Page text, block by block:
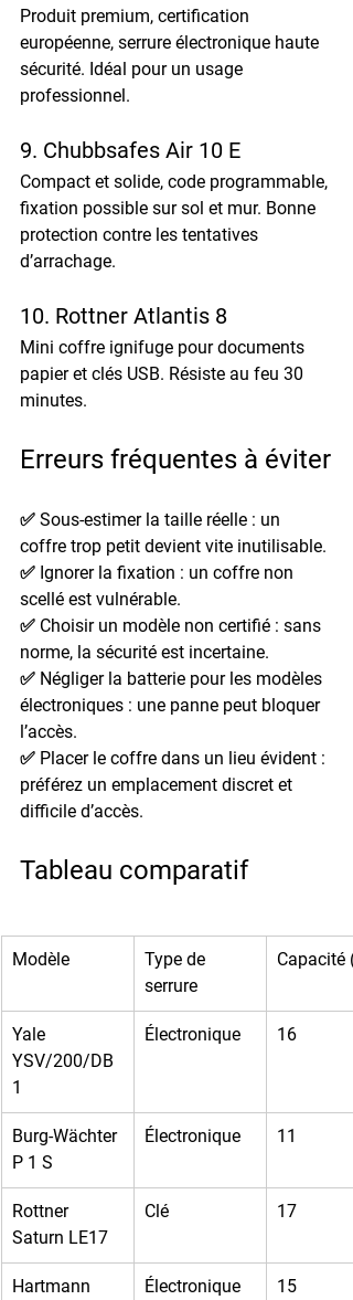
Produit premium, certification
européenne, serrure électronique haute
sécurité. Idéal pour un usage
professionnel.
9. Chubbsafes Air 10 E
Compact et solide, code programmable,
fixation possible sur sol et mur. Bonne
protection contre les tentatives
d’arrachage.
10. Rottner Atlantis 8
Mini coffre ignifuge pour documents
papier et clés USB. Résiste au feu 30
minutes.
Erreurs fréquentes à éviter
✅ Sous-estimer la taille réelle : un
coffre trop petit devient vite inutilisable.
✅ Ignorer la fixation : un coffre non
scellé est vulnérable.
✅ Choisir un modèle non certifié : sans
norme, la sécurité est incertaine.
✅ Négliger la batterie pour les modèles
électroniques : une panne peut bloquer
l’accès.
✅ Placer le coffre dans un lieu évident :
préférez un emplacement discret et
difficile d’accès.
Tableau comparatif
Modèle
Type de
serrure
Capacité
Yale
YSV/200/DB
1
Électronique 16
Burg-Wächter
P 1 S
Électronique 11
Rottner
Saturn LE17
Clé 17
Hartmann Électronique 15